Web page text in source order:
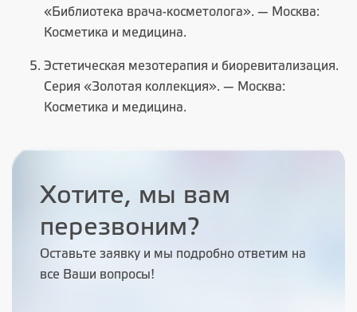
«Библиотека врача-косметолога». — Москва:
Косметика и медицина.
Эстетическая мезотерапия и биоревитализация.
Серия «Золотая коллекция». — Москва:
Косметика и медицина.
Хотите, мы вам
перезвоним?
Оставьте заявку и мы подробно ответим на
все Ваши вопросы!